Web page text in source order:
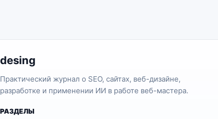
desing
Практический журнал о SEO, сайтах, веб-дизайне,
разработке и применении ИИ в работе веб-мастера.
РАЗДЕЛЫ